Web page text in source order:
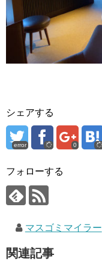
シェアする
error 0
フォローする
マスゴミマイラー
関連記事